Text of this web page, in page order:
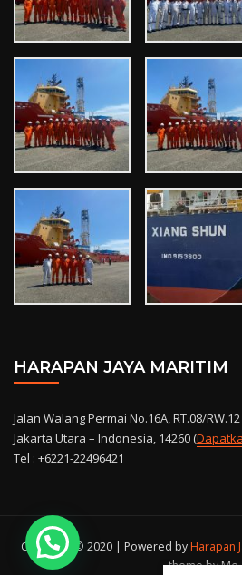
HARAPAN JAYA MARITIM
Jalan Walang Permai No.16A, RT.08/RW.12
Jakarta Utara – Indonesia, 14260 (
Tel : +6221-22496421
Copyright © 2020 | Powered byHarapan
theme by Me